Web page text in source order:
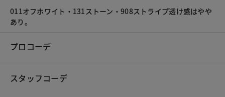
011オフホワイト・131ストーン・908ストライプ透け感はやや
あり。
プロコーデ
スタッフコーデ